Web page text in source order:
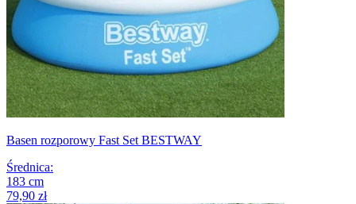
Basen rozporowy Fast Set BESTWAY
Średnica:
183 cm
79,90 zł